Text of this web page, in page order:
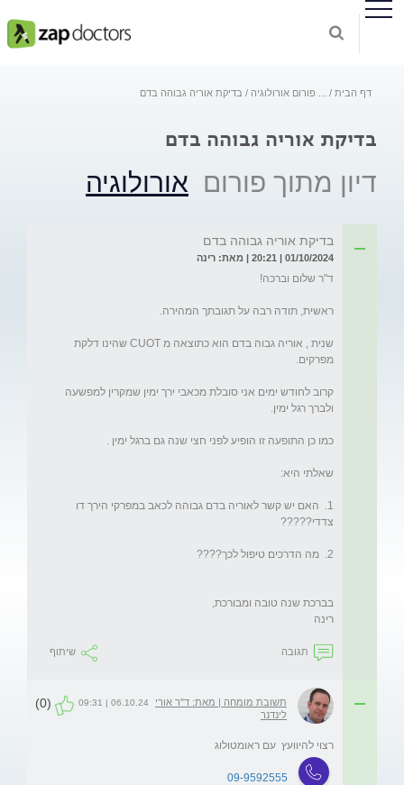
דף הבית פורום אורולוגיה בדיקת אוריה גבוהה בדם
בדיקת אוריה גבוהה בדם
דיון מתוך פורום אורולוגיה
בדיקת אוריה גבוהה בדם
01/10/2024 | 20:21 | מאת: רינה
שנית , אוריה גבוה בדם הוא כתוצאה מ CUOT שהינו דלקת
קרוב לחודש ימים אני סובלת מכאבי ירך ימין שמקרין למפשעה
1.  האם יש קשר לאוריה בדם גבוהה לכאב במפרקי הירך דו
רינה
תגובה שיתוף
תשובת מומחה | מאת: ד"ר אורי
לינדנר
06.10.24 | 09:31
(0)
רצוי להיוועץ  עם ראומטולוג
09-9592555